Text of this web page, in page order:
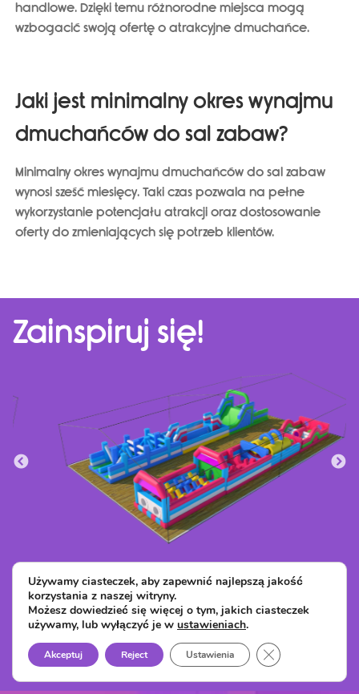
handlowe. Dzięki temu różnorodne miejsca mogą
wzbogacić swoją ofertę o atrakcyjne dmuchańce.
Jaki jest minimalny okres wynajmu
dmuchańców do sal zabaw?
Minimalny okres wynajmu dmuchańców do sal zabaw
wynosisześć miesięcy. Taki czas pozwala na pełne
wykorzystanie potencjału atrakcji oraz dostosowanie
oferty do zmieniających się potrzeb klientów.
Zainspiruj się!
Zobacz inne realizacje
Używamy ciasteczek, aby zapewnić najlepszą jakość
korzystania z naszej witryny.
Możesz dowiedzieć się więcej o tym, jakich ciasteczek
używamy, lub wyłączyć je w ustawieniach.
Akceptuj Reject Ustawienia Close GDPR